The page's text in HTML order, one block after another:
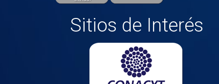
Sitios de Interés